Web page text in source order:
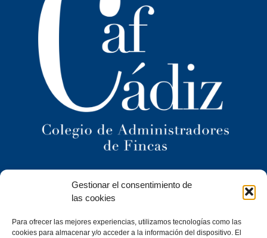
Gestionar el consentimiento de
las cookies
Para ofrecer las mejores experiencias, utilizamos tecnologías como las
cookies para almacenar y/o acceder a la información del dispositivo. El
Ilustre Colegio Territorial
de Administradores de Fincas
de Cádiz y
C/ Caracuel, 24-1º Izq · 11402 Jerez de la Frontera (Cádiz)